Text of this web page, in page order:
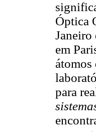
Óptica
Janeiro
em
átomos
para